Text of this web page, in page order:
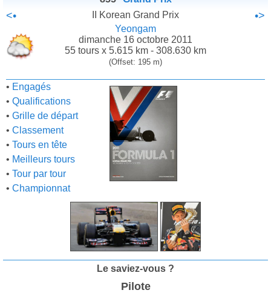
<• II Korean Grand Prix •>
Yeongam
dimanche 16 octobre 2011
55 tours x 5.615 km - 308.630 km
(Offset: 195 m)
• Engagés
• Qualifications
• Grille de départ
• Classement
• Tours en tête
• Meilleurs tours
• Tour par tour
• Championnat
Le saviez-vous ?
Pilote